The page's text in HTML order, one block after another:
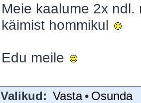
Meie kaalume 2x
käimist hommikul
Edu meile
Valikud: Vasta • Osunda